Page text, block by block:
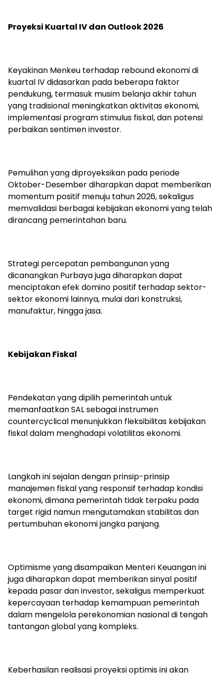
Proyeksi Kuartal IV dan Outlook 2026
Keyakinan Menkeu terhadap rebound ekonomi di
kuartal IV didasarkan pada beberapa faktor
pendukung, termasuk musim belanja akhir tahun
yang tradisional meningkatkan aktivitas ekonomi,
implementasi program stimulus fiskal, dan potensi
perbaikan sentimen investor.
Pemulihan yang diproyeksikan pada periode
Oktober-Desember diharapkan dapat memberikan
momentum positif menuju tahun 2026, sekaligus
memvalidasi berbagai kebijakan ekonomi yang telah
dirancang pemerintahan baru.
Strategi percepatan pembangunan yang
dicanangkan Purbaya juga diharapkan dapat
menciptakan efek domino positif terhadap sektor-
sektor ekonomi lainnya, mulai dari konstruksi,
manufaktur, hingga jasa.
Kebijakan Fiskal
Pendekatan yang dipilih pemerintah untuk
memanfaatkan SAL sebagai instrumen
countercyclical menunjukkan fleksibilitas kebijakan
fiskal dalam menghadapi volatilitas ekonomi.
Langkah ini sejalan dengan prinsip-prinsip
manajemen fiskal yang responsif terhadap kondisi
ekonomi, dimana pemerintah tidak terpaku pada
target rigid namun mengutamakan stabilitas dan
pertumbuhan ekonomi jangka panjang.
Optimisme yang disampaikan Menteri Keuangan ini
juga diharapkan dapat memberikan sinyal positif
kepada pasar dan investor, sekaligus memperkuat
kepercayaan terhadap kemampuan pemerintah
dalam mengelola perekonomian nasional di tengah
tantangan global yang kompleks.
Keberhasilan realisasi proyeksi optimis ini akan